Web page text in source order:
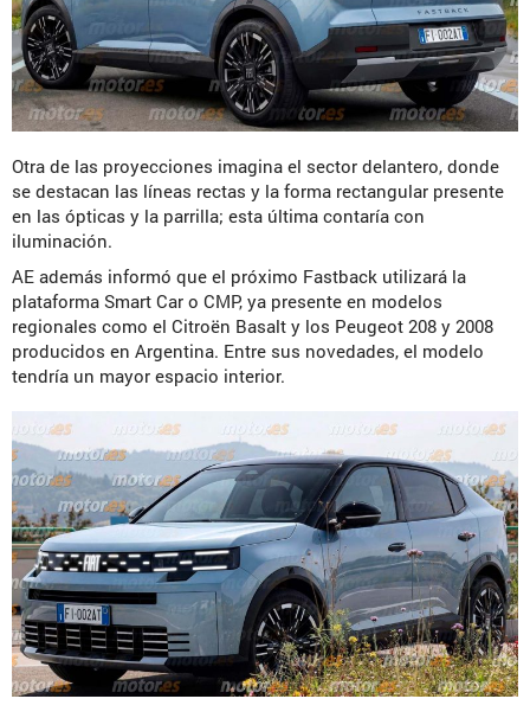
Otra de las proyecciones imagina el sector delantero, donde
se destacan las líneas rectas y la forma rectangular presente
en las ópticas y la parrilla; esta última contaría con
iluminación.
AE además informó que el próximo Fastback utilizará la
plataforma Smart Car o CMP, ya presente en modelos
regionales como el Citroën Basalt y los Peugeot 208 y 2008
producidos en Argentina. Entre sus novedades, el modelo
tendría un mayor espacio interior.